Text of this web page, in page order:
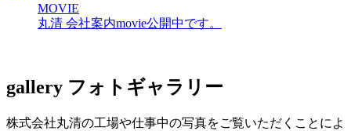
MOVIE
丸清 会社案内movie公開中です。
gallery フォトギャラリー
株式会社丸清の工場や仕事中の写真をご覧いただくことによ